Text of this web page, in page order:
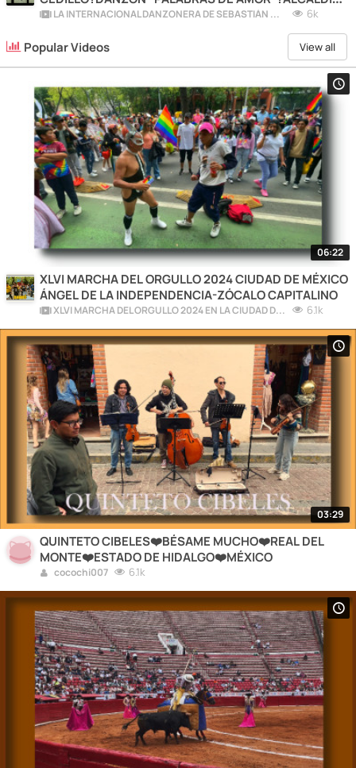
COYOACÁN?CDMX
LA INTERNACIONAL DANZONERA DE SEBASTIÁN CEDILLO 6k
Popular Videos View all
06:22
XLVI MARCHA DEL ORGULLO 2024 CIUDAD DE MÉXICO
ÁNGEL DE LA INDEPENDENCIA-ZÓCALO CAPITALINO
XLVI MARCHA DEL ORGULLO 2024 EN LA CIUDAD DE MÉXICO 6.1k
03:29
QUINTETO CIBELES❤️BÉSAME MUCHO❤️REAL DEL
MONTE❤️ESTADO DE HIDALGO❤️MÉXICO
cocochi007 6.1k